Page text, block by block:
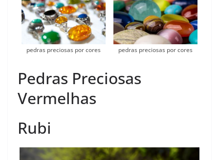
pedras preciosas por cores pedras preciosas por cores
Pedras Preciosas
Vermelhas
Rubi